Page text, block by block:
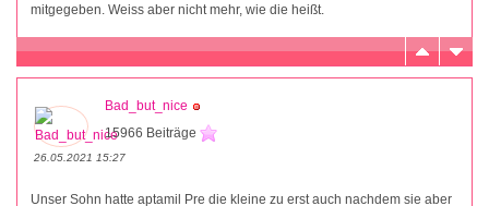
mitgegeben. Weiss aber nicht mehr, wie die heißt.
Bad_but_nice
15966 Beiträge
26.05.2021 15:27
Unser Sohn hatte aptamil Pre die kleine zu erst auch nachdem sie aber